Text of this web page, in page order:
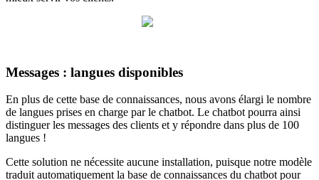
Messages : langues disponibles
En plus de cette base de connaissances, nous avons élargi le nombre
de langues prises en charge par le chatbot. Le chatbot pourra ainsi
distinguer les messages des clients et y répondre dans plus de 100
langues !
Cette solution ne nécessite aucune installation, puisque notre modèle
traduit automatiquement la base de connaissances du chatbot pour